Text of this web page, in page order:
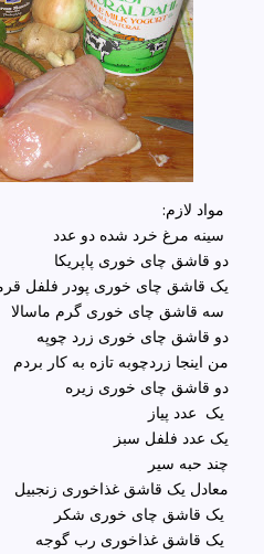
دو قاشق چای خوری پاپریکا
یک قاشق چای خوری پودر فلفل
دو قاشق چای خوری زرد چوپه
من اینجا زردچوبه تازه به کار بردم
دو قاشق چای خوری زیره
یک عدد فلفل سبز
چند حبه سیر
معادل یک قاشق غذاخوری زنجبیل